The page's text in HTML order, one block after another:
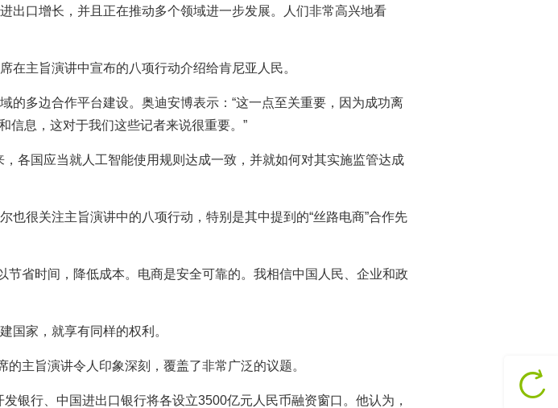
出口增长，并且正在推动多个领域进一步发展。人们非常高兴地看
在主旨演讲中宣布的八项行动介绍给肯尼亚人民。
的多边合作平台建设。奥迪安博表示：“这一点至关重要，因为成功离
信息，这对于我们这些记者来说很重要。”
各国应当就人工智能使用规则达成一致，并就如何对其实施监管达成
也很关注主旨演讲中的八项行动，特别是其中提到的“丝路电商”合作先
省时间，降低成本。电商是安全可靠的。我相信中国人民、企业和政
国家，就享有同样的权利。
主旨演讲令人印象深刻，覆盖了非常广泛的议题。
银行、中国进出口银行将各设立3500亿元人民币融资窗口。他认为，